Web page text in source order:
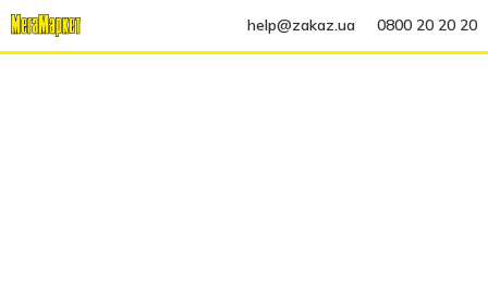
help@zakaz.ua 0800 20 20 20